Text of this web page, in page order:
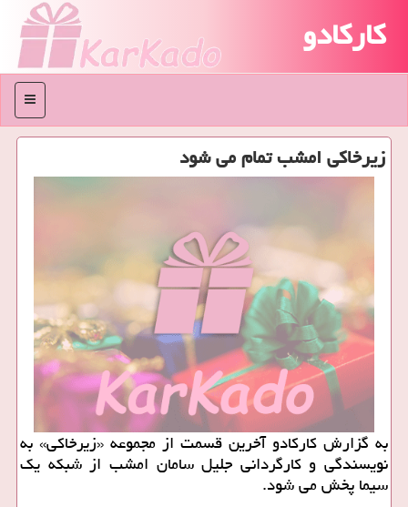
کارکادو
منو
زیرخاكی امشب تمام می شود
به گزارش کارکادو آخرین قسمت از مجموعه «زیرخاکی» به
نویسندگی و کارگردانی جلیل سامان امشب از شبکه یک
سیما پخش می شود.